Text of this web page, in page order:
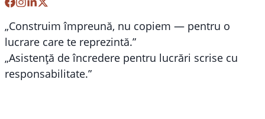
„Construim împreună, nu copiem — pentru o
lucrare care te reprezintă.”
„Asistență de încredere pentru lucrări scrise cu
responsabilitate.”